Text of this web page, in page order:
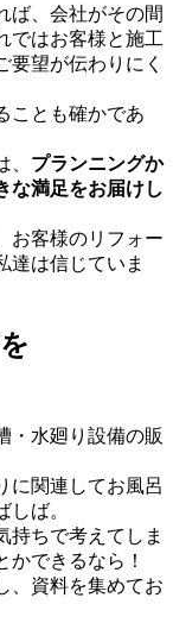
ば、会社がその間
はお客様と施工
要望が伝わりにく
ことも確かであ
プランニングか
な満足をお届けし
お客様のリフォー
達は信じていま
・水廻り設備の販
に関連してお風呂
ば。
持ちで考えてしま
かできるなら！
、資料を集めてお